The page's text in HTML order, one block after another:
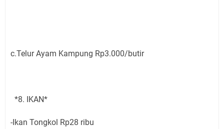
c.Telur Ayam Kampung Rp3.000/butir
*8. IKAN*
-Ikan Tongkol Rp28 ribu